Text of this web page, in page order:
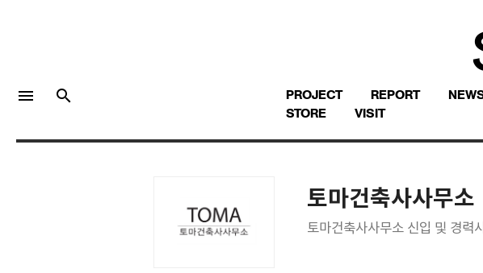
menu search PROJECT REPORT
STORE
VISIT
토마건축사사무소
토마건축사사무소 신입 및 경력